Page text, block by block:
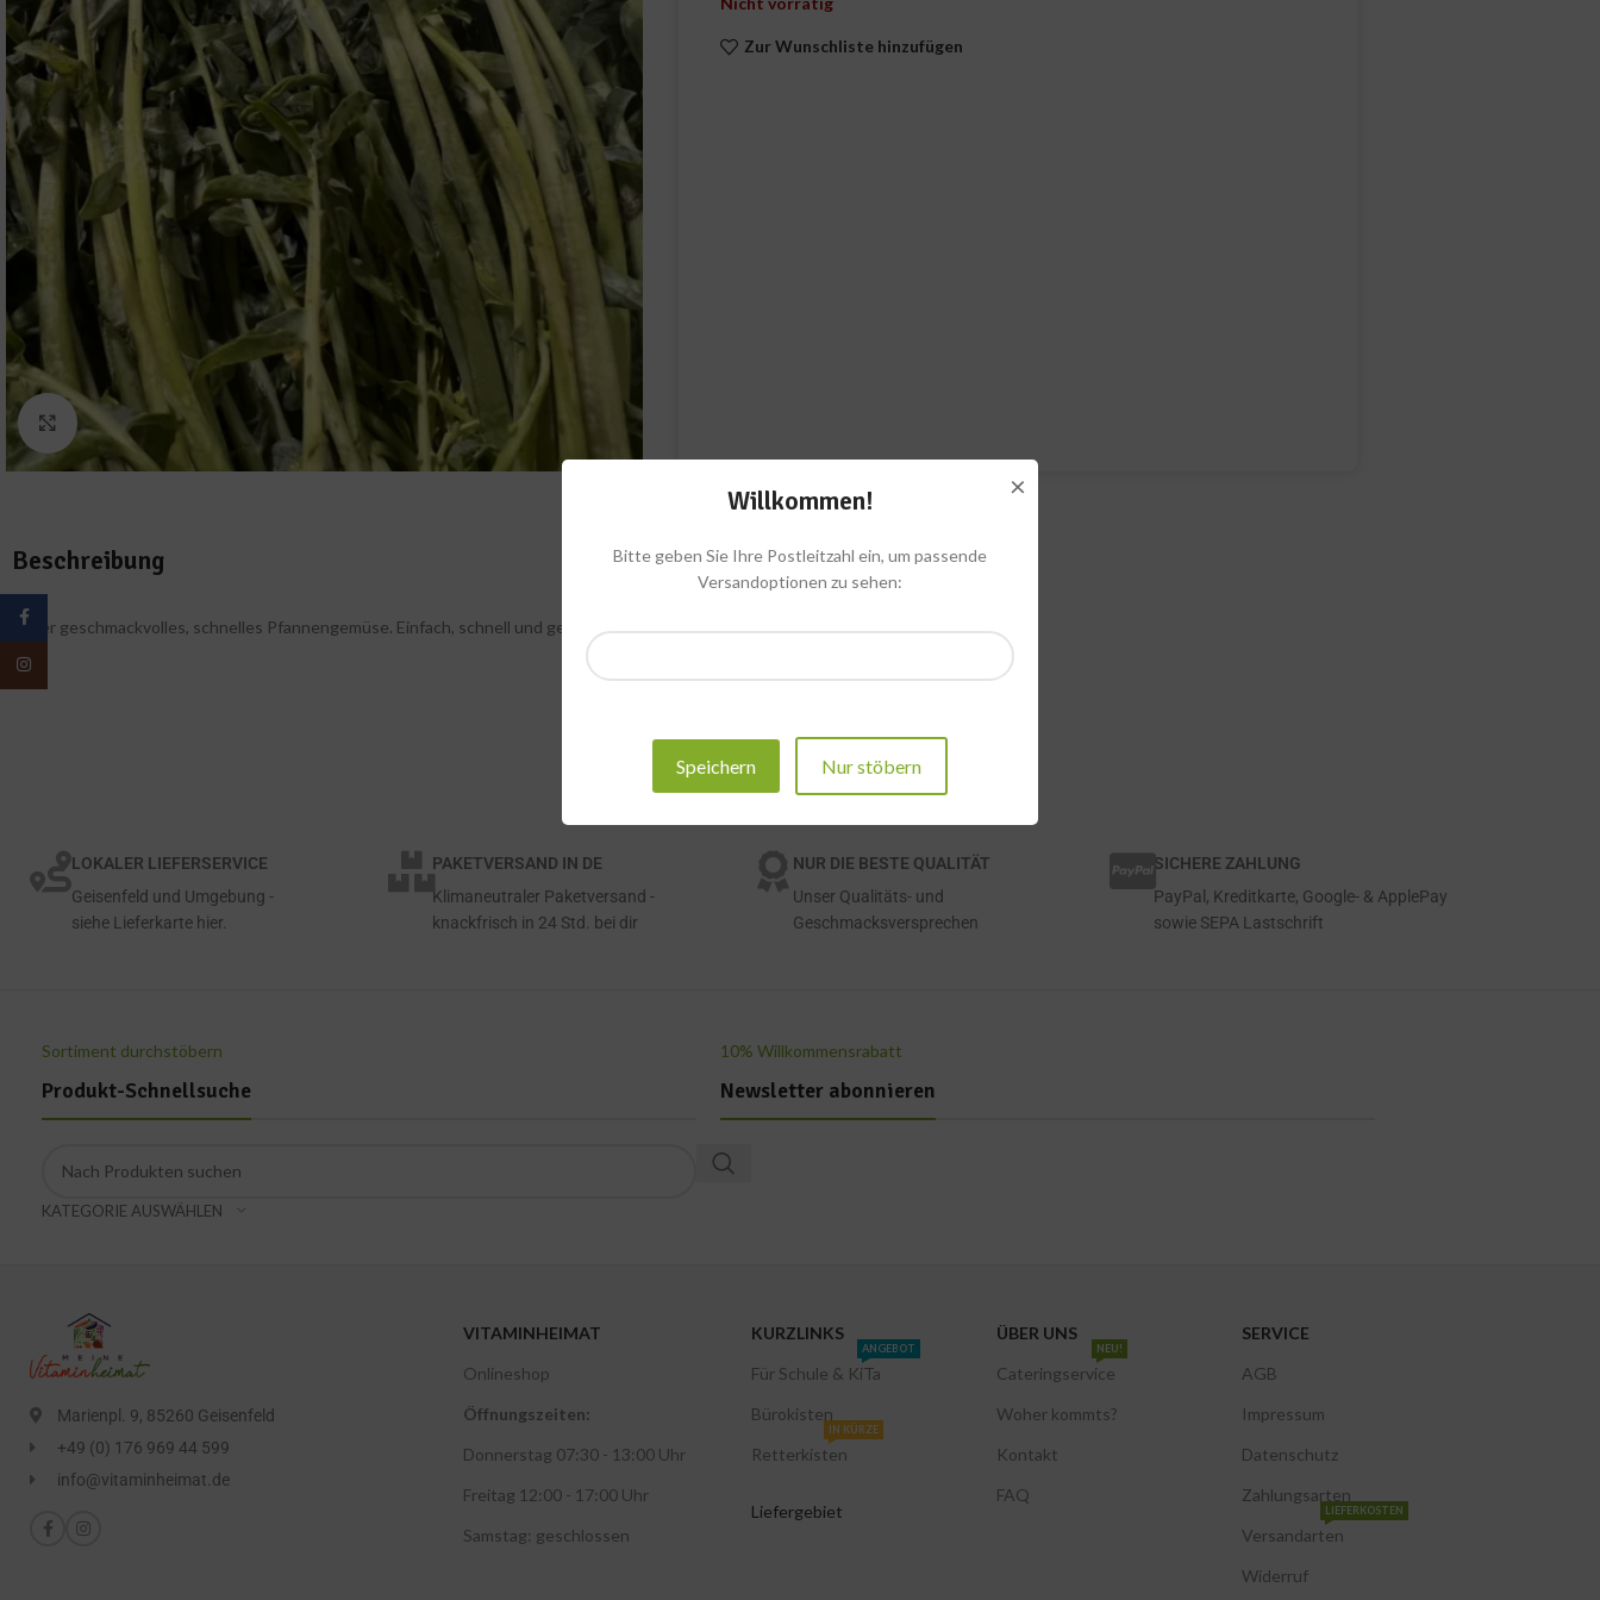
Zum Vergrößern klicken
Zur Wunschliste hinzufügen
Beschreibung
Super geschmackvolles, schnelles Pfannengemüse. Einfach, schnell und geschmackvoll.
LOKALER LIEFERSERVICE
Geisenfeld und Umgebung -
siehe Lieferkarte hier.
PAKETVERSAND IN DE
Klimaneutraler Paketversand -
knackfrisch in 24 Std. bei dir
NUR DIE BESTE QUALITÄT
Unser Qualitäts- und
Geschmacksversprechen
SICHERE ZAHLUNG
PayPal, Kreditkarte, Google- & ApplePay
sowie SEPA Lastschrift
Sortiment durchstöbern
Produkt-Schnellsuche
KATEGORIE AUSWÄHLEN
10% Willkommensrabatt
Newsletter abonnieren
Marienpl. 9, 85260 Geisenfeld
+49 (0) 176 969 44 599
info@vitaminheimat.de
VITAMINHEIMAT
Onlineshop
Öffnungszeiten:
Donnerstag 07:30 - 13:00 Uhr
Freitag 12:00 - 17:00 Uhr
Samstag: geschlossen
KURZLINKS
Für Schule & KiTa
ANGEBOT
Bürokisten
Retterkisten
IN KÜRZE
Liefergebiet
ÜBER UNS
Cateringservice
NEU!
Woher kommts?
Kontakt
FAQ
SERVICE
AGB
Impressum
Datenschutz
Zahlungsarten
Versandarten
LIEFERKOSTEN
Widerruf
Facebook
×
Willkommen!
Bitte geben Sie Ihre Postleitzahl ein, um passende
Versandoptionen zu sehen:
Speichern Nur stöbern